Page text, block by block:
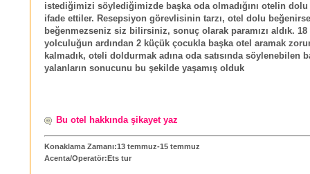
istediğimizi söylediğimizde başka oda olmadığını otelin
ifade ettiler. Resepsiyon görevlisinin tarzı, otel dolu
beğenmezseniz siz bilirsiniz, sonuç olarak paramızı aldık.
yolculuğun ardından 2 küçük çocukla başka otel aramak
kalmadık, oteli doldurmak adına oda satısında söylenebilen
yalanların sonucunu bu şekilde yaşamış olduk
Bu otel hakkında şikayet yaz
Konaklama Zamanı:13 temmuz-15 temmuz
Acenta/Operatör:Ets tur